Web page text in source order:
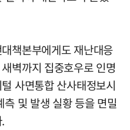
책본부에게도 재난대응
벽까지 집중호우로 인명
사면통합 산사태정보시
및 발생 실황 등을 면밀